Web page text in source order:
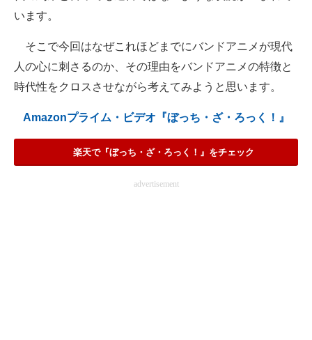
エレクトロニクス専門サイト
電子設計の基本と応用
エネルギーの専門メディア
建設×テクノロジーの最前線
ちょっと気になるネットの話題
います。
そこで今回はなぜこれほどまでにバンドアニメが現代
人の心に刺さるのか、その理由をバンドアニメの特徴と
時代性をクロスさせながら考えてみようと思います。
Amazonプライム・ビデオ『ぼっち・ざ・ろっく！』
楽天で『ぼっち・ざ・ろっく！』をチェック
advertisement